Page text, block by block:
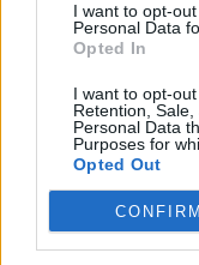
I want to opt-
Personal Data
Opted In
I want to opt-
Retention,
Personal Data
Purposes for
Opted Out
CONFIRM